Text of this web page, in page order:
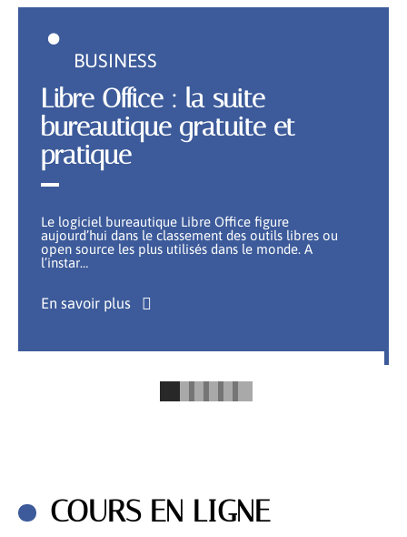
BUSINESS
Libre Office : la suite
bureautique gratuite et
pratique
Le logiciel bureautique Libre Office figure
aujourd’hui dans le classement des outils libres ou
open source les plus utilisés dans le monde. A
l’instar…
En savoir plus
COURS EN LIGNE